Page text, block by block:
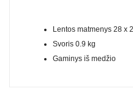
Lentos matmenys 28 x
Svoris 0.9 kg
Gaminys iš medžio